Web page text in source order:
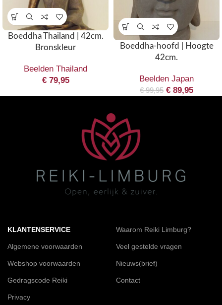
Boeddha Thailand | 42cm.
Bronskleur
Beelden Thailand
€79,95
Boeddha-hoofd | Hoogte
42cm.
Beelden Japan
€99,95 € 89,95
KLANTENSERVICE
Algemene voorwaarden
Webshop voorwaarden
Gedragscode Reiki
Privacy
Waarom Reiki Limburg?
Veel gestelde vragen
Nieuws(brief)
Contact